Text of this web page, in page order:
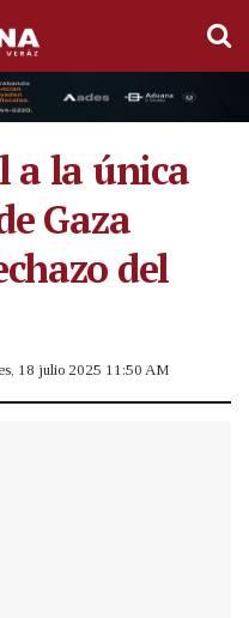
a la única
Gaza
del
18 julio 2025 11:50 AM